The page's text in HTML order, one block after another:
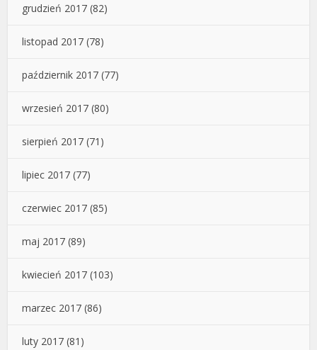
grudzień 2017 (82)
listopad 2017 (78)
październik 2017 (77)
wrzesień 2017 (80)
sierpień 2017 (71)
lipiec 2017 (77)
czerwiec 2017 (85)
maj 2017 (89)
kwiecień 2017 (103)
marzec 2017 (86)
luty 2017 (81)